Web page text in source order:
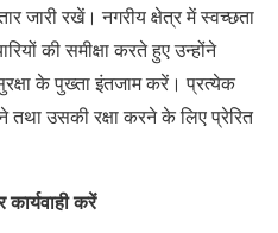
जारी रखें। नगरीय क्षेत्र में स्वच्छता
की समीक्षा करते हुए उन्होंने
के पुख्ता इंतजाम करें। प्रत्येक
उसकी रक्षा करने के लिए प्रेरित
करें